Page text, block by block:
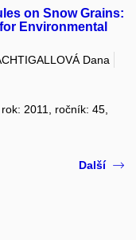
on Snow Grains:
Environmental
Dana
, rok: 2011, ročník: 45,
Další